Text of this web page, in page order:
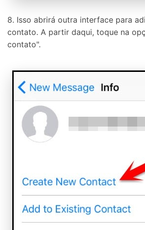
8. Isso abrirá outra interface para
contato. A partir daqui, toque na
contato".